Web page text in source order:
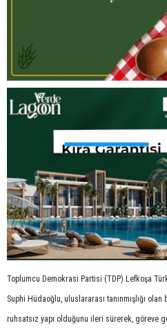
Toplumcu Demokrasi Partisi (TDP) Lefkoşa
Suphi Hüdaoğlu, uluslararası tanınmışlığı olan
ruhsatsız yapı olduğunu ileri sürerek, göreve